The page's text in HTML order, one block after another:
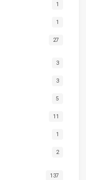
1
1
27
3
3
5
11
1
2
137